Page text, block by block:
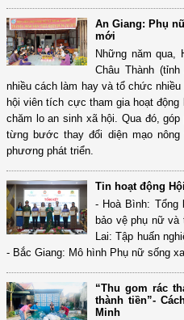
An Giang: Phụ
mới
Những năm qua,
Châu Thành
nhiều cách làm hay và tổ chức
hội viên tích cực tham gia hoạt
chăm lo an sinh xã hội. Qua đó,
từng bước thay đổi diện mạo
phương phát triển.
Tin hoạt động Hội
- Hoà Bình: Tổng
bảo vệ phụ nữ và
Lai: Tập huấn
- Bắc Giang: Mô hình Phụ nữ sống
“Thu gom rác
thành tiền”-
Minh